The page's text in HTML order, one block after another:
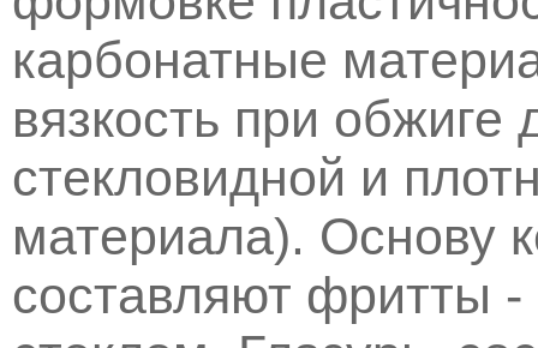
карбонатные
вязкость при обжиге
стекловидной и
материала). Основу
составляют фритты